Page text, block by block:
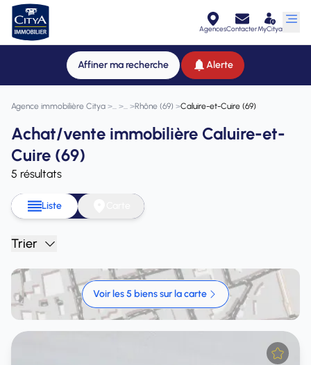
AgencesContacterMyCitya
Affiner ma recherche Alerte
Agence immobilière Citya > > >Rhône (69) >Caluire-et-Cuire (69)
Achat/vente immobilière Caluire-et-
Cuire (69)
5 résultats
Liste
Trier
Voir les 5 biens sur la carte